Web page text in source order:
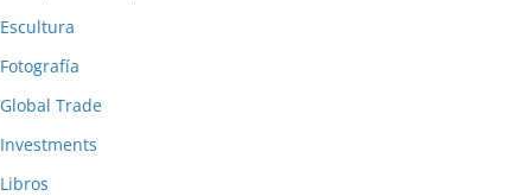
Escultura
Fotografía
Global Trade
Investments
Libros